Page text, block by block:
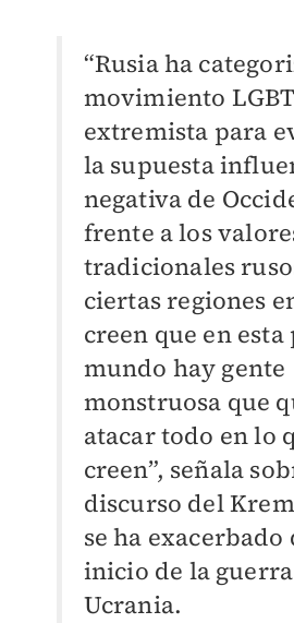
“Rusia ha
movimiento
extremista para
la supuesta
negativa de
frente a los
tradicionales
ciertas regiones
creen que en
mundo hay gente
monstruosa que
atacar todo en lo
creen”, señala
discurso del
se ha exacerbado
inicio de la
Ucrania.